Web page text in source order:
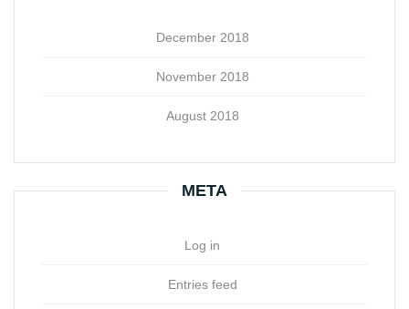
December 2018
November 2018
August 2018
META
Log in
Entries feed